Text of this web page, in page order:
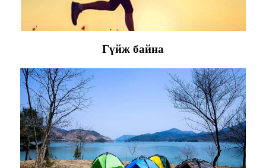
Гүйж байна